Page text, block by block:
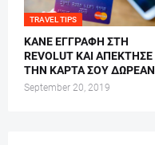
TRAVEL TIPS
ΚΑΝΕ ΕΓΓΡΑΦΗ ΣΤΗ
REVOLUT ΚΑΙ ΑΠΕΚΤΗΣΕ
ΤΗΝ ΚΑΡΤΑ ΣΟΥ ΔΩΡΕΑΝ
September 20, 2019